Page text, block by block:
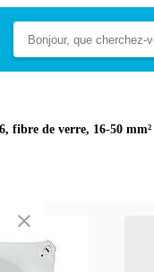
fibre de verre, 16-50 mm²